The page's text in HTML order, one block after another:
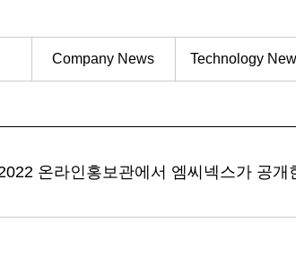
Company News Technology
온라인홍보관에서 엠씨넥스가 공개